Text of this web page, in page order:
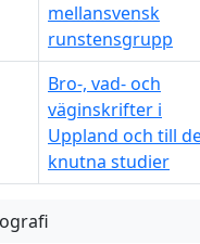
mellansvensk
runstensgrupp
Bro-, vad- och
väginskrifter i
Uppland och till
knutna studier